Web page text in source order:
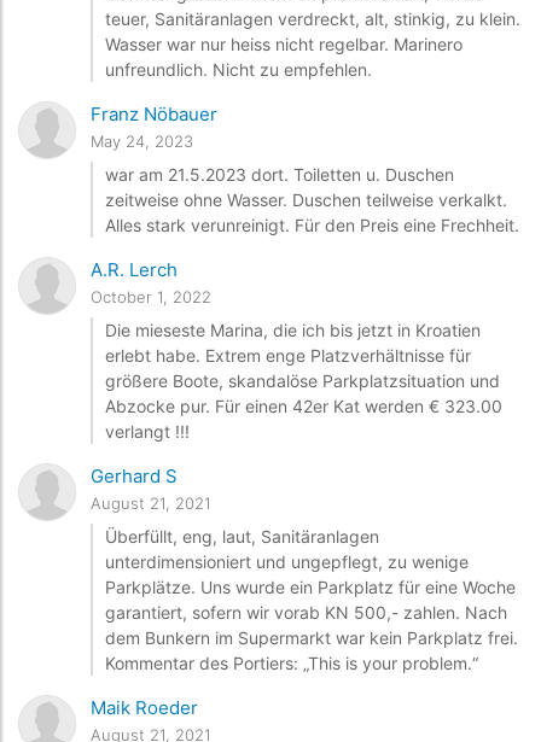
teuer, Sanitäranlagen verdreckt, alt, stinkig, zu klein.
Wasser war nur heiss nicht regelbar. Marinero
unfreundlich. Nicht zu empfehlen.
Franz Nöbauer
May 24, 2023
war am 21.5.2023 dort. Toiletten u. Duschen
zeitweise ohne Wasser. Duschen teilweise verkalkt.
Alles stark verunreinigt. Für den Preis eine Frechheit.
A.R. Lerch
October 1, 2022
Die mieseste Marina, die ich bis jetzt in Kroatien
erlebt habe. Extrem enge Platzverhältnisse für
größere Boote, skandalöse Parkplatzsituation und
Abzocke pur. Für einen 42er Kat werden € 323.00
verlangt !!!
Gerhard S
August 21, 2021
Überfüllt, eng, laut, Sanitäranlagen
unterdimensioniert und ungepflegt, zu wenige
Parkplätze. Uns wurde ein Parkplatz für eine Woche
garantiert, sofern wir vorab KN 500,- zahlen. Nach
dem Bunkern im Supermarkt war kein Parkplatz frei.
Kommentar des Portiers: „This is your problem.“
Maik Roeder
August 21, 2021